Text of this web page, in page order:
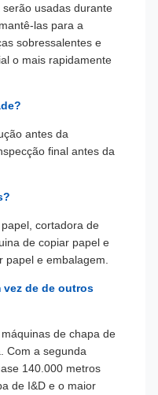
usadas durante
las para a
sobressalentes e
o mais rapidamente
antes da
final antes da
cortadora de
de copiar papel e
e embalagem.
vez de de outros
de chapa de
Com a segunda
140.000 metros
de I&D e o maior